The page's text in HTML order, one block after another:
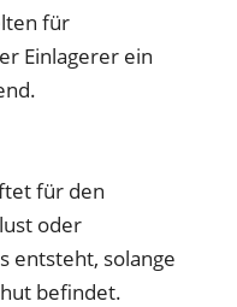
für
Einlagerer ein
für den
oder
entsteht, solange
befindet.